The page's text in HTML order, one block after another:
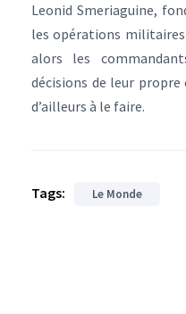
Leonid Smeriaguine,
les opérations
alors les
décisions de leur
d’ailleurs à le faire.
Tags: Le Monde